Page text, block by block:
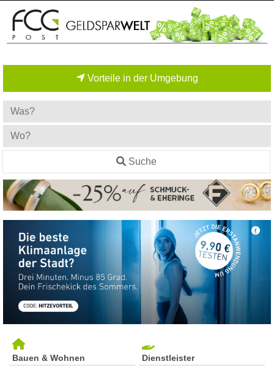
Vorteile in der Umgebung
Suche
Bauen & Wohnen Dienstleister